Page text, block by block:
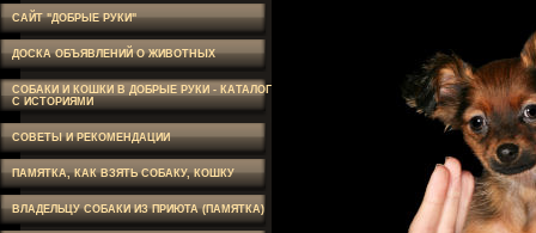
САЙТ "ДОБРЫЕ РУКИ"
ДОСКА ОБЪЯВЛЕНИЙ О ЖИВОТНЫХ
СОБАКИ И КОШКИ В ДОБРЫЕ РУКИ - КАТАЛОГ
С ИСТОРИЯМИ
СОВЕТЫ И РЕКОМЕНДАЦИИ
ПАМЯТКА, КАК ВЗЯТЬ СОБАКУ, КОШКУ
ВЛАДЕЛЬЦУ СОБАКИ ИЗ ПРИЮТА (ПАМЯТКА)